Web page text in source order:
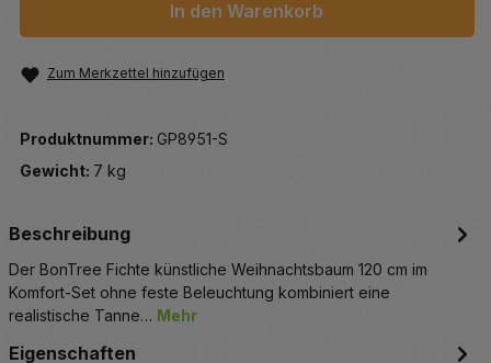
In den Warenkorb
Zum Merkzettel hinzufügen
Produktnummer: GP8951-S
Gewicht: 7 kg
Beschreibung
Der BonTree Fichte künstliche Weihnachtsbaum 120 cm im
Komfort-Set ohne feste Beleuchtung kombiniert eine
realistische Tanne… Mehr
Eigenschaften